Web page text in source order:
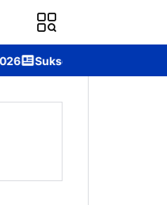
Festival Tira Tangka Balang,